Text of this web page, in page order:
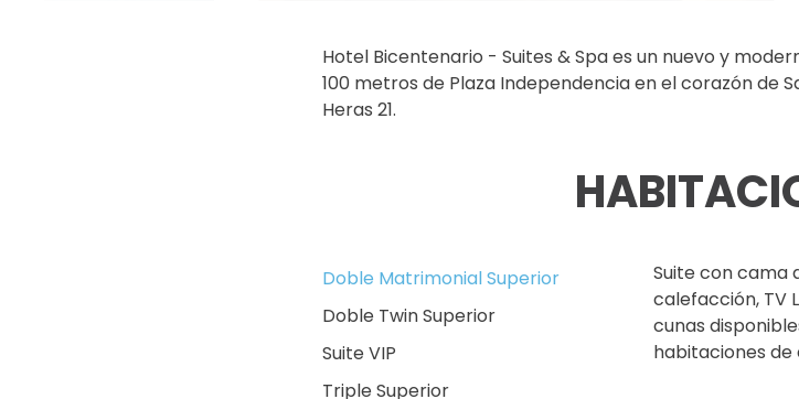
Hotel Bicentenario - Suites & Spa es un nuevo y
100 metros de Plaza Independencia en el corazón de
Heras 21.
Doble Matrimonial Superior
Doble Twin Superior
Suite VIP
Triple Superior
Suite con cama
calefacción, TV
cunas
habitaciones